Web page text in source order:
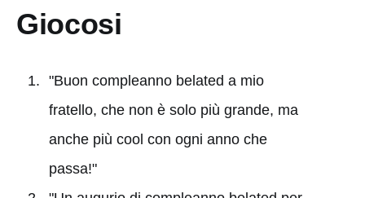
Giocosi
"Buon compleanno belated a mio
fratello, che non è solo più grande, ma
anche più cool con ogni anno che
passa!"